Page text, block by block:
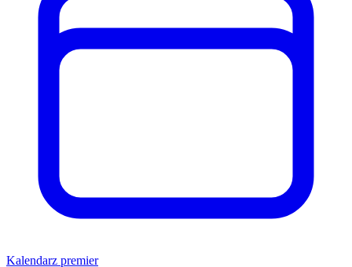
Kalendarz premier